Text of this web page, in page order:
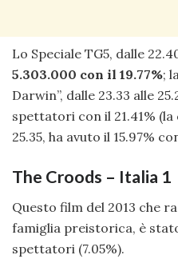
Lo Speciale TG5, dalle
5.303.000 con il 19.77%;
Darwin”, dalle 23.33 alle
spettatori con il 21.41% (la
25.35, ha avuto il 15.97%
The Croods – Italia 1
Questo film del 2013 che
famiglia preistorica, è
spettatori (7.05%).